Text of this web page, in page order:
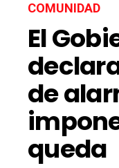
COMUNIDAD
El
de
queda